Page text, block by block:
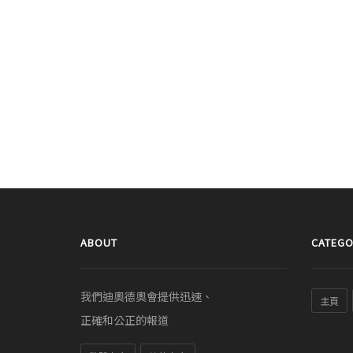
ABOUT
我們迪奧德奧會提供迅速、
正確和公正的報道
主頁